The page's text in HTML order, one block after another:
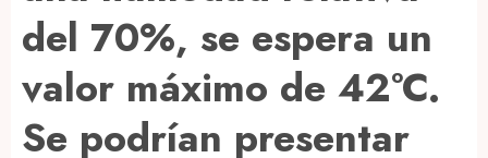
del 70%, se espera un
valor máximo de 42°C.
Se podrían presentar